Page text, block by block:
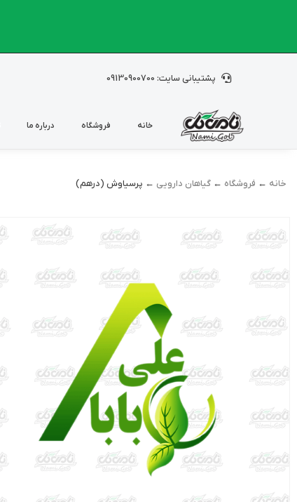
پشتیبانی سایت: 09130900700
خانه فروشگاه درباره ما
خانه ← فروشگاه ← گیاهان دارویی ← پرسیاوش (درهم)